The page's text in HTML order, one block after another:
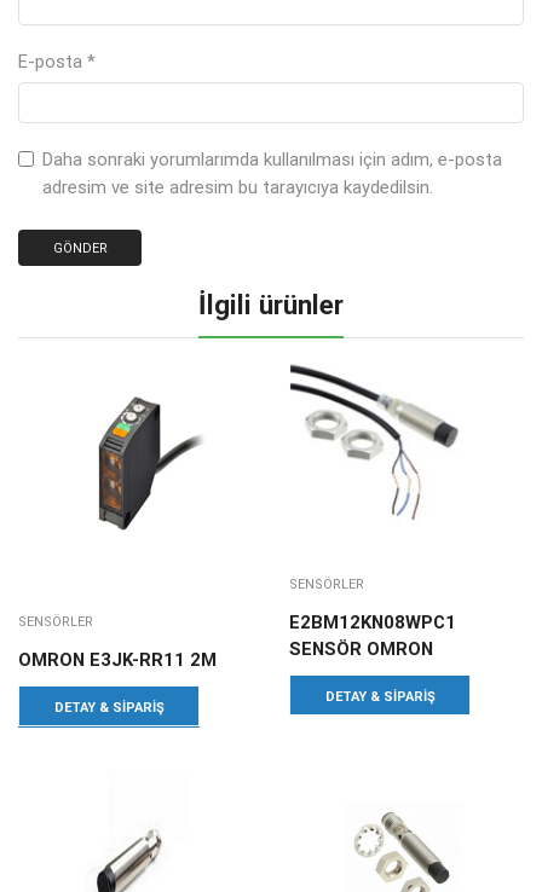
E-posta *
Daha sonraki yorumlarımda kullanılması için adım, e-posta
adresim ve site adresim bu tarayıcıya kaydedilsin.
İlgili ürünler
SENSÖRLER
OMRON E3JK-RR11 2M
DETAY & SIPARIŞ
SENSÖRLER
E2BM12KN08WPC1
SENSÖR OMRON
DETAY & SIPARIŞ